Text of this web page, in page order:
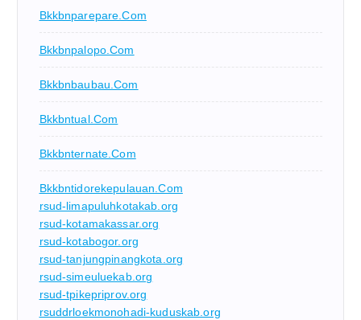
Bkkbnparepare.com
Bkkbnpalopo.com
Bkkbnbaubau.com
Bkkbntual.com
Bkkbnternate.com
Bkkbntidorekepulauan.com
rsud-limapuluhkotakab.org
rsud-kotamakassar.org
rsud-kotabogor.org
rsud-tanjungpinangkota.org
rsud-simeuluekab.org
rsud-tpikepriprov.org
rsuddrloekmonohadi-kuduskab.org